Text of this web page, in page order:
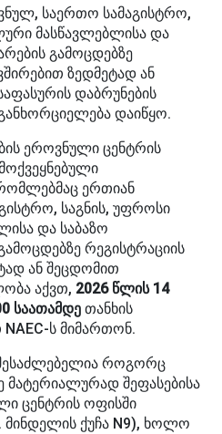
საერთო სამაგისტრო,
მასწავლებლისა და
გამოცდებზე
ზედმეტად ან
დაბრუნების
დაიწყო.
ეროვნული ცენტრის
ერთიან
საგნის, უფროსი
და საბაზო
რეგისტრაციის
ან შეცდომით
აქვთ, 2026 წლის 14
საათამდე თანხის
ს მიმართონ.
როგორც
მატერიალურად შეფასებისა
ცენტრის ოფისში
მინდელის ქუჩა N9), ხოლო